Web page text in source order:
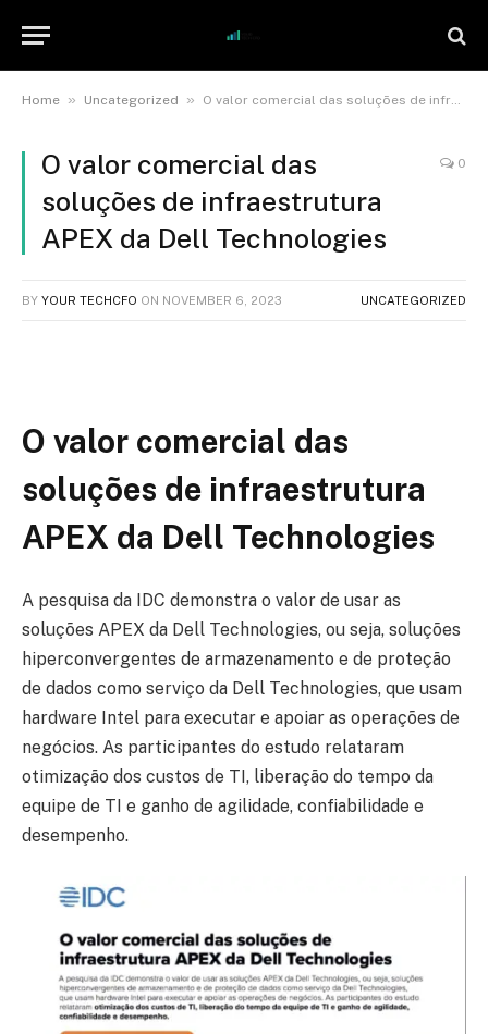
Home » Uncategorized » O valor comercial das soluções de infraestrutura APEX da Dell Technologies
O valor comercial das
soluções de infraestrutura
APEX da Dell Technologies
0
BY YOUR TECHCFO ON NOVEMBER 6, 2023 UNCATEGORIZED
O valor comercial das
soluções de infraestrutura
APEX da Dell Technologies
A pesquisa da IDC demonstra o valor de usar as
soluções APEX da Dell Technologies, ou seja, soluções
hiperconvergentes de armazenamento e de proteção
de dados como serviço da Dell Technologies, que usam
hardware Intel para executar e apoiar as operações de
negócios. As participantes do estudo relataram
otimização dos custos de TI, liberação do tempo da
equipe de TI e ganho de agilidade, confiabilidade e
desempenho.